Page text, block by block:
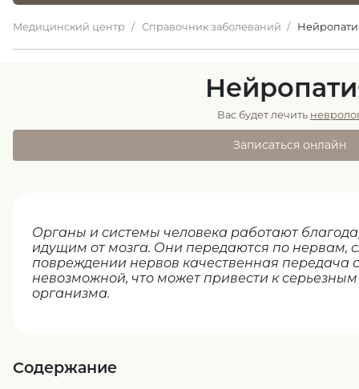
Медицинский центр Справочник заболеваний
Вас будет лечить
Записаться онлайн
Органы и системы человека работают
идущим от мозга. Они передаются по нервам,
повреждении нервов качественная передача
невозможной, что может привести к
организма.
Содержание